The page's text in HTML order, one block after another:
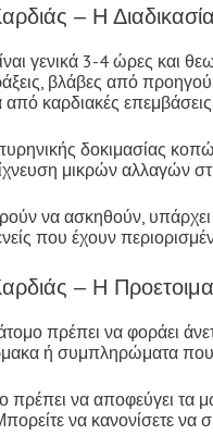
– Η Διαδικασία
γενικά 3-4 ώρες και
βλάβες από
καρδιακές
δοκιμασίας
μικρών αλλαγών
να ασκηθούν, υπάρχει
που έχουν
– Η
πρέπει να φοράει
ή συμπληρώματα
πρέπει να αποφεύγει τα
να κανονίσετε να